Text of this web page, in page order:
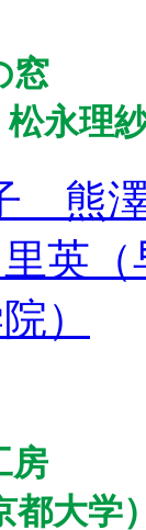
窓
永理
房
大学）